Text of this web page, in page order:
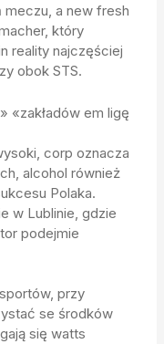
a new fresh
który
reality najczęściej
obok STS.
«zakładów em ligę
corp oznacza
alcohol również
Polaka.
w Lublinie, gdzie
podejmie
przy
se środków
się watts